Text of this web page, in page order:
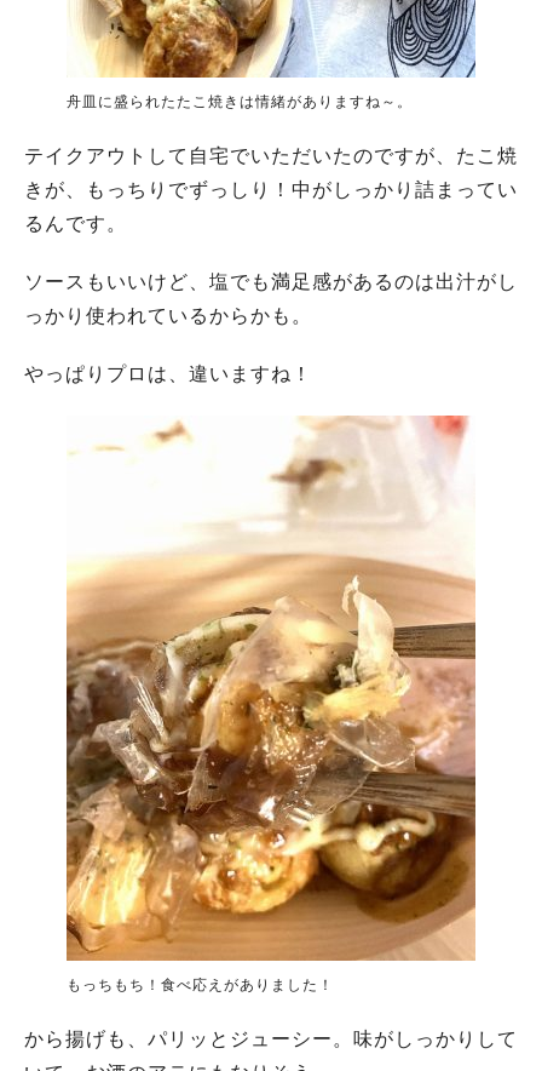
舟皿に盛られたたこ焼きは情緒がありますね～。
テイクアウトして自宅でいただいたのですが、たこ焼
きが、もっちりでずっしり！中がしっかり詰まってい
るんです。
ソースもいいけど、塩でも満足感があるのは出汁がし
っかり使われているからかも。
やっぱりプロは、違いますね！
もっちもち！食べ応えがありました！
から揚げも、パリッとジューシー。味がしっかりして